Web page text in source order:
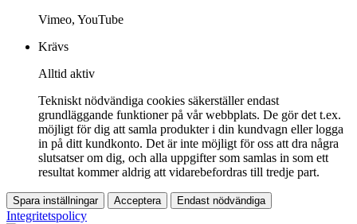
Vimeo, YouTube
Krävs
Alltid aktiv
Tekniskt nödvändiga cookies säkerställer endast
grundläggande funktioner på vår webbplats. De gör det t.ex.
möjligt för dig att samla produkter i din kundvagn eller logga
in på ditt kundkonto. Det är inte möjligt för oss att dra några
slutsatser om dig, och alla uppgifter som samlas in som ett
resultat kommer aldrig att vidarebefordras till tredje part.
Spara inställningar Acceptera Endast nödvändiga
Integritetspolicy